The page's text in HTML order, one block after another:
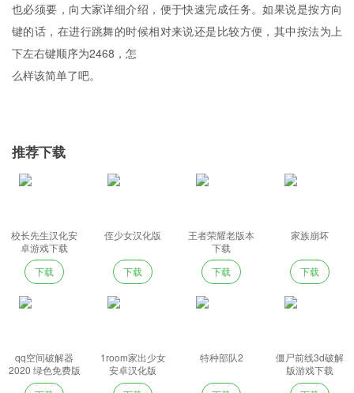
也必须要，向大家详细介绍，便于快速完成任务。如果说是按方向
键的话，在进行跳舞的时候相对来说还是比较方便，其中按法为上
下左右键顺序为2468，怎
么样该简单了吧。
推荐下载
校长先生汉化安
卓游戏下载
下载
侄少女汉化版
下载
王者荣耀老版本
下载
下载
家族崩坏
下载
qq空间破解器
2020 绿色免费版
1room家出少女
安卓汉化版
特种部队2
僵尸前线3d破解
版游戏下载